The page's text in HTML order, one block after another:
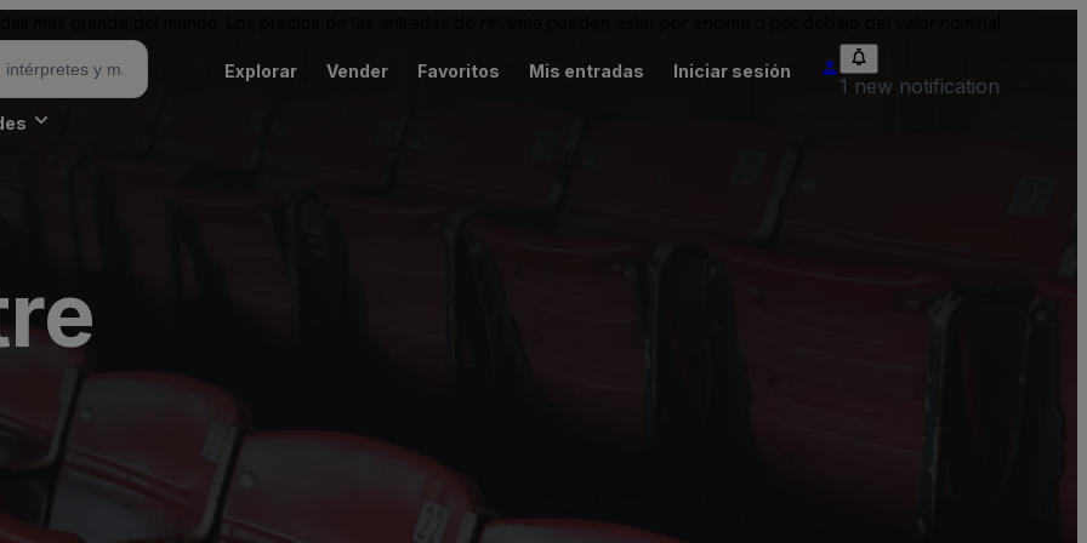
Explorar Vender Favoritos Mis entradas Iniciar sesión
1 new notification